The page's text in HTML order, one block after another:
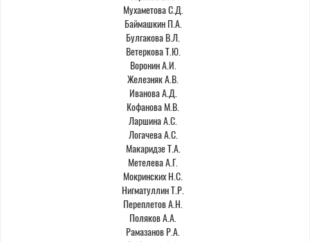
Мухаметова С.Д.
Баймашкин П.А.
Булгакова В.Л.
Ветеркова Т.Ю.
Воронин А.И.
Железняк А.В.
Иванова А.Д.
Кофанова М.В.
Ларшина А.С.
Логачева А.С.
Макаридзе Т.А.
Метелева А.Г.
Мокринских Н.С.
Нигматуллин Т.Р.
Переплетов А.Н.
Поляков А.А.
Рамазанов Р.А.